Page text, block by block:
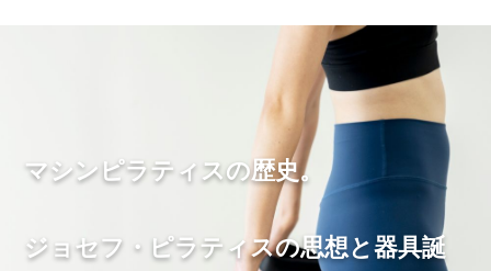
マシンピラティスの歴史。
ジョセフ・ピラティスの思想と器具誕